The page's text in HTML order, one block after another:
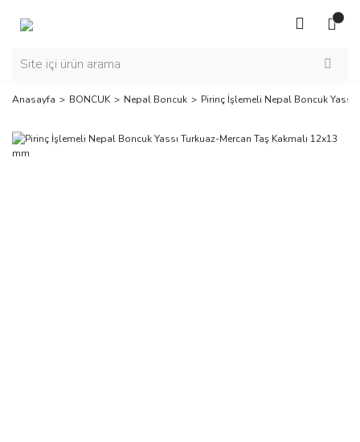
Anasayfa BONCUK Nepal Boncuk Pirinç İşlemeli Nepal Boncuk Yassı